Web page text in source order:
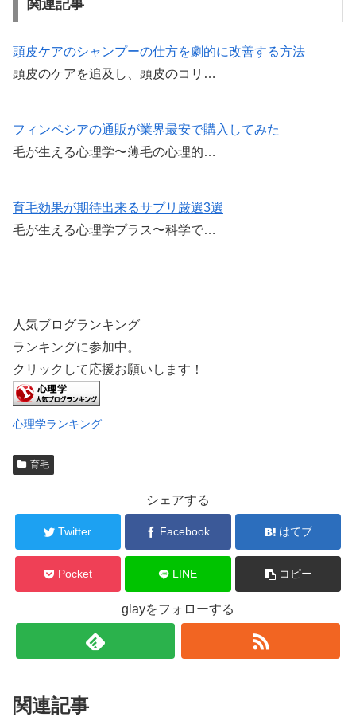
c
b
o
k
tt
関連記事
頭皮ケアのシャンプーの仕方を劇的に改善する方法
頭皮のケアを追及し、頭皮のコリ…
フィンペシアの通販が業界最安で購入してみた
毛が生える心理学〜薄毛の心理的…
育毛効果が期待出来るサプリ厳選3選
毛が生える心理学プラス〜科学で…
人気ブログランキング
ランキングに参加中。
クリックして応援お願いします！
心理学ランキング
育毛
シェアする
Twitter Facebook はてブ
Pocket LINE コピー
glayをフォローする
関連記事